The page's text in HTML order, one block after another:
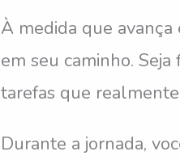
À medida que
em seu caminho.
tarefas que
Durante a jornada,